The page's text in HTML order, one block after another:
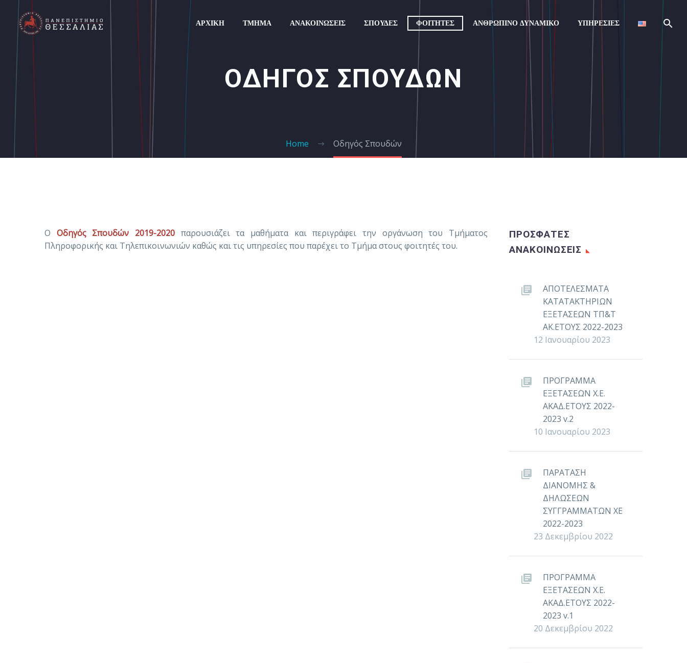
ΑΡΧΙΚΗ ΤΜΗΜΑ ΑΝΑΚΟΙΝΏΣΕΙΣ ΣΠΟΥΔΕΣ ΦΟΙΤΗΤΕΣ ΑΝΘΡΩΠΙΝΟ ΔΥΝΑΜΙΚΟ ΥΠΗΡΕΣΙΕΣ
ΟΔΗΓΟΣ ΣΠΟΥΔΩΝ
Home Οδηγός Σπουδών
Ο Οδηγός Σπουδών 2019-2020 παρουσιάζει τα μαθήματα και περιγράφει την οργάνωση του Τμήματος
Πληροφορικής και Τηλεπικοινωνιών καθώς και τις υπηρεσίες που παρέχει το Τμήμα στους φοιτητές του.
ΠΡΟΣΦΑΤΕΣ
ΑΝΑΚΟΙΝΩΣΕΙΣ
ΑΠΟΤΕΛΕΣΜΑΤΑ
ΚΑΤΑΤΑΚΤΗΡΙΩΝ
ΕΞΕΤΑΣΕΩΝ ΤΠ&Τ
ΑΚ.ΕΤΟΥΣ 2022-2023
12 Ιανουαρίου 2023
ΠΡΟΓΡΑΜΜΑ
ΕΞΕΤΑΣΕΩΝ Χ.Ε.
ΑΚΑΔ.ΕΤΟΥΣ 2022-
2023 v.2
10 Ιανουαρίου 2023
ΠΑΡΑΤΑΣΗ
ΔΙΑΝΟΜΗΣ &
ΔΗΛΩΣΕΩΝ
ΣΥΓΓΡΑΜΜΑΤΩΝ ΧΕ
2022-2023
23 Δεκεμβρίου 2022
ΠΡΟΓΡΑΜΜΑ
ΕΞΕΤΑΣΕΩΝ Χ.Ε.
ΑΚΑΔ.ΕΤΟΥΣ 2022-
2023 v.1
20 Δεκεμβρίου 2022